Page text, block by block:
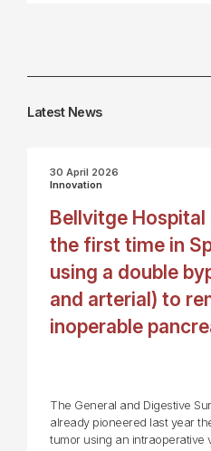
Latest News
30 April 2026
Innovation
Bellvitge
the first time in
using a double
and arterial) to
inoperable
The General and Digestive
already pioneered last year
tumor using an intraoperative